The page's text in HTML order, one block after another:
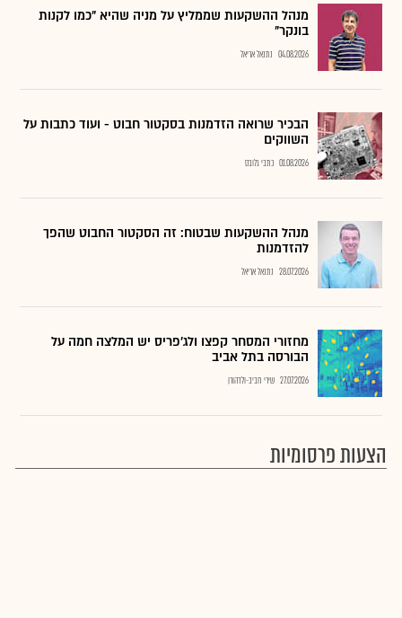
מנהל ההשקעות שממליץ על מניה שהיא "כמו לקנות
בונקר"
04.08.2026 נתנאל אריאל
הבכיר שרואה הזדמנות בסקטור חבוט - ועוד כתבות על
השווקים
01.08.2026 כתבי גלובס
מנהל ההשקעות שבטוח: זה הסקטור החבוט שהפך
להזדמנות
28.07.2026 נתנאל אריאל
מחזורי המסחר קפצו ולג'פריס יש המלצה חמה על
הבורסה בתל אביב
27.07.2026 שירי חביב-ולדהורן
הצעות פרסומיות